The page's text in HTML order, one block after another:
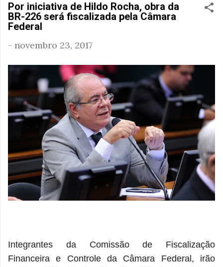
Por iniciativa de Hildo Rocha, obra da
BR-226 será fiscalizada pela Câmara
Federal
- novembro 23, 2017
Integrantes da Comissão de Fiscalização
Financeira e Controle da Câmara Federal, irão